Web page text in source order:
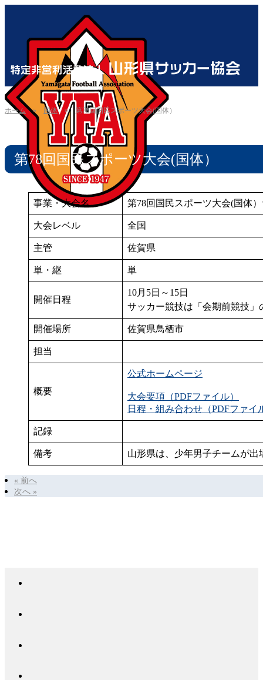
ホーム» 国体» 第78回国民スポーツ大会(国体）
第78回国民スポーツ大会(国体）
事業・大会名 第78回国民スポーツ大会(国体
大会レベル 全国
主管 佐賀県
単・継 単
開催日程
10月5日～15日
サッカー競技は「会期前競技」
開催場所 佐賀県鳥栖市
担当
概要
公式ホームページ
大会要項（PDFファイル）
日程・組み合わせ（PDFファイ
記録
備考 山形県は、少年男子チームが出
« 前へ
次へ »